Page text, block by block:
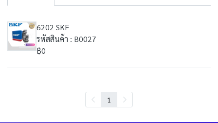
6202 SKF
รหัสสินค้า : B0027
฿0
1